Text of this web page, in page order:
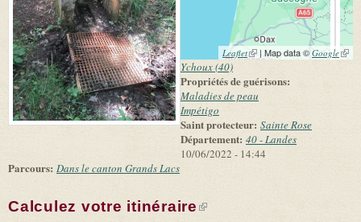
Leaflet(link is external)
| Map data © Google(link
Ychoux (40)
Propriétés de guérisons:
Maladies de peau
Impétigo
Saint protecteur: Sainte Rose
Département: 40 - Landes
10/06/2022 - 14:44
Parcours: Dans le canton Grands Lacs
Calculez votre itinéraire(link is external)